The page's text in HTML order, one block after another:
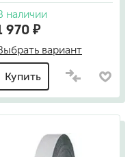
наличии
970 ₽
вариант
Купить